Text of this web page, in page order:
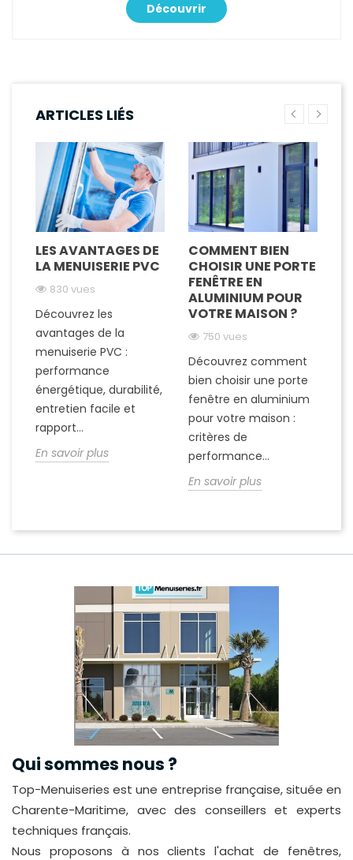
Découvrir
ARTICLES LIÉS
LES AVANTAGES DE
LA MENUISERIE PVC
830 vues
Découvrez les
avantages de la
menuiserie PVC :
performance
énergétique, durabilité,
entretien facile et
rapport...
En savoir plus
COMMENT BIEN
CHOISIR UNE PORTE
FENÊTRE EN
ALUMINIUM POUR
VOTRE MAISON ?
750 vues
Découvrez comment
bien choisir une porte
fenêtre en aluminium
pour votre maison :
critères de
performance...
En savoir plus
Qui sommes nous ?
Top-Menuiseries est une entreprise française, située en
Charente-Maritime, avec des conseillers et experts
techniques français.
Nous proposons à nos clients l'achat de fenêtres,